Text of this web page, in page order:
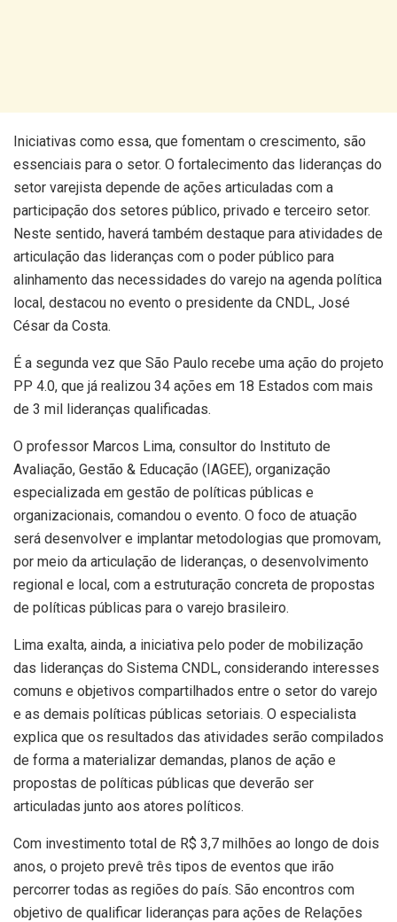
Iniciativas como essa, que fomentam o crescimento, são
essenciais para o setor. O fortalecimento das lideranças do
setor varejista depende de ações articuladas com a
participação dos setores público, privado e terceiro setor.
Neste sentido, haverá também destaque para atividades de
articulação das lideranças com o poder público para
alinhamento das necessidades do varejo na agenda política
local, destacou no evento o presidente da CNDL, José
César da Costa.
É a segunda vez que São Paulo recebe uma ação do projeto
PP 4.0, que já realizou 34 ações em 18 Estados com mais
de 3 mil lideranças qualificadas.
O professor Marcos Lima, consultor do Instituto de
Avaliação, Gestão & Educação (IAGEE), organização
especializada em gestão de políticas públicas e
organizacionais, comandou o evento. O foco de atuação
será desenvolver e implantar metodologias que promovam,
por meio da articulação de lideranças, o desenvolvimento
regional e local, com a estruturação concreta de propostas
de políticas públicas para o varejo brasileiro.
Lima exalta, ainda, a iniciativa pelo poder de mobilização
das lideranças do Sistema CNDL, considerando interesses
comuns e objetivos compartilhados entre o setor do varejo
e as demais políticas públicas setoriais. O especialista
explica que os resultados das atividades serão compilados
de forma a materializar demandas, planos de ação e
propostas de políticas públicas que deverão ser
articuladas junto aos atores políticos.
Com investimento total de R$ 3,7 milhões ao longo de dois
anos, o projeto prevê três tipos de eventos que irão
percorrer todas as regiões do país. São encontros com
objetivo de qualificar lideranças para ações de Relações